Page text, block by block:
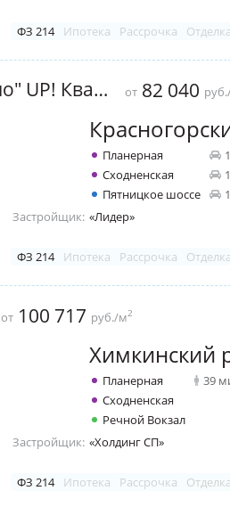
ФЗ 214 Ипотека Рассрочка
ЖК "Новое Тушино" UP! Квартал от 82 040
Планерная
Сходненская
Пятницкое шоссе
Застройщик: «Лидер»
ФЗ 214 Ипотека Рассрочка
от 100 717 руб./м2
Химкинский
Планерная
39
Сходненская
Речной Вокзал
Застройщик: «Холдинг СП»
ФЗ 214 Ипотека Рассрочка